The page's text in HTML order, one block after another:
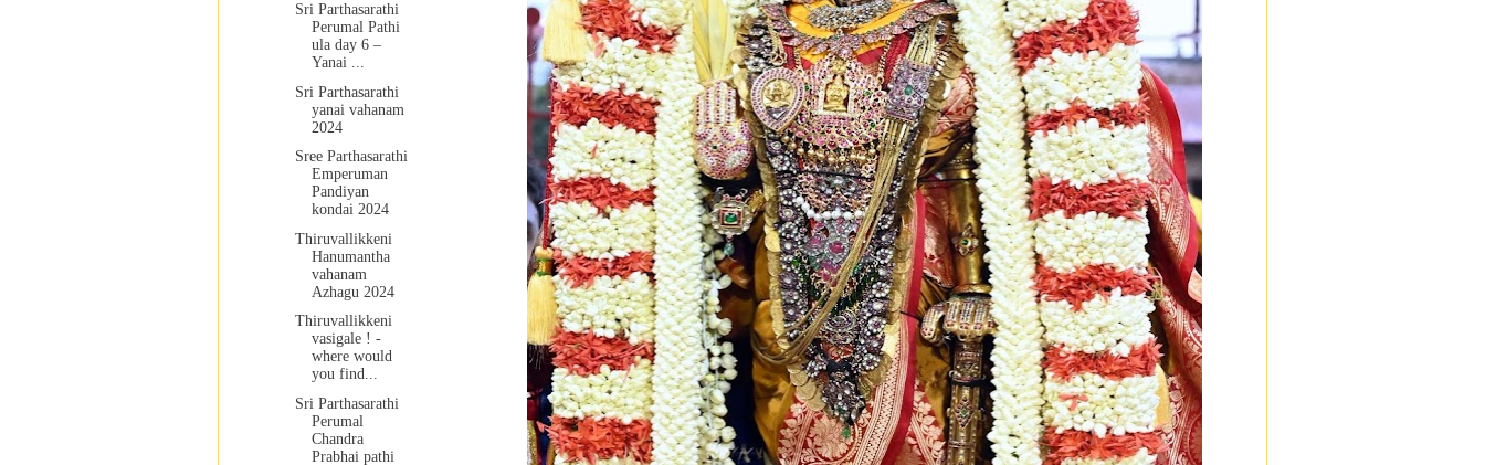
Sri Parthasarathi
Perumal Pathi
ula day 6 –
Yanai ...
Sri Parthasarathi
yanai vahanam
2024
Sree Parthasarathi
Emperuman
Pandiyan
kondai 2024
Thiruvallikkeni
Hanumantha
vahanam
Azhagu 2024
Thiruvallikkeni
vasigale ! -
where would
you find...
Sri Parthasarathi
Perumal
Chandra
Prabhai pathi